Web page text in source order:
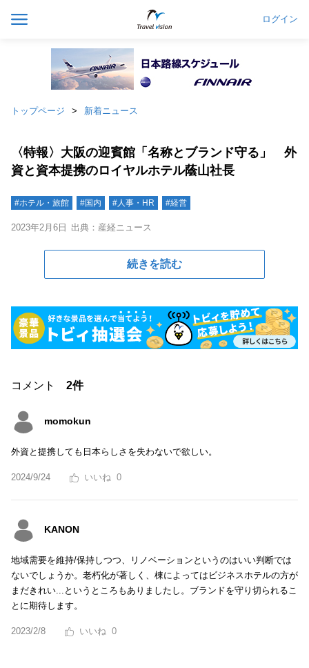
ログイン
トップページ 新着ニュース
〈特報〉大阪の迎賓館「名称とブランド守る」 外
資と資本提携のロイヤルホテル蔭山社長
#ホテル・旅館 #国内 #人事・HR #経営
2023年2月6日 出典：産経ニュース
続きを読む
コメント 2件
momokun
外資と提携しても日本らしさを失わないで欲しい。
2024/9/24 0
KANON
地域需要を維持/保持しつつ、リノベーションというのはいい判断では
ないでしょうか。老朽化が著しく、棟によってはビジネスホテルの方が
まだきれい...というところもありましたし。ブランドを守り切られるこ
とに期待します。
2023/2/8 0